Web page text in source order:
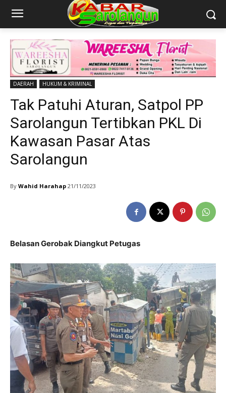
DAERAH HUKUM & KRIMINAL
Tak Patuhi Aturan, Satpol PP
Sarolangun Tertibkan PKL Di
Kawasan Pasar Atas
Sarolangun
By Wahid Harahap 21/11/2023
Belasan Gerobak Diangkut Petugas